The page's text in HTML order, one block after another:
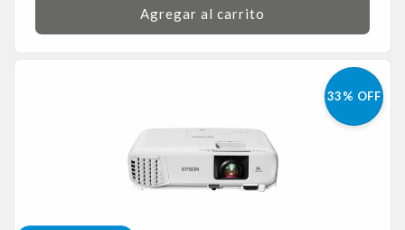
Agregar al carrito
33% OFF